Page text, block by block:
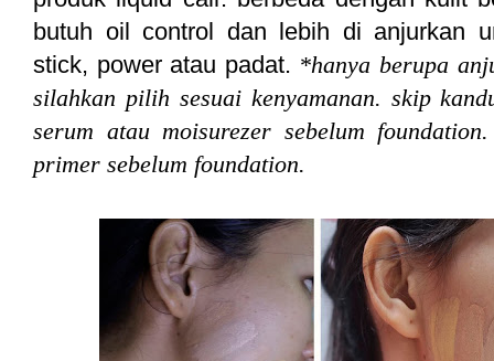
butuh oil control dan lebih di anjurkan
stick, power atau padat. *hanya berupa
silahkan pilih sesuai kenyamanan. skip
serum atau moisurezer sebelum
primer sebelum foundation.